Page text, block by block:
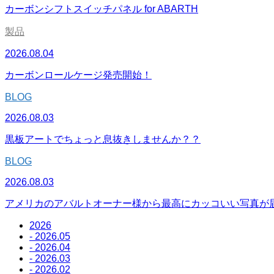
カーボンシフトスイッチパネル for ABARTH
製品
2026.08.04
カーボンロールケージ発売開始！
BLOG
2026.08.03
黒板アートでちょっと息抜きしませんか？？
BLOG
2026.08.03
アメリカのアバルトオーナー様から最高にカッコいい写真が
2026
- 2026.05
- 2026.04
- 2026.03
- 2026.02